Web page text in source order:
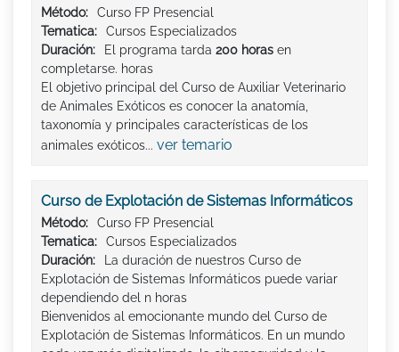
Método:
Curso FP Presencial
Tematica:
Cursos Especializados
Duración:
El programa tarda 200 horas en
completarse. horas
El objetivo principal del Curso de Auxiliar Veterinario
de Animales Exóticos es conocer la anatomía,
taxonomía y principales características de los
animales exóticos... ver temario
Curso de Explotación de Sistemas Informáticos
Método:
Curso FP Presencial
Tematica:
Cursos Especializados
Duración:
La duración de nuestros Curso de
Explotación de Sistemas Informáticos puede variar
dependiendo del n horas
Bienvenidos al emocionante mundo del Curso de
Explotación de Sistemas Informáticos. En un mundo